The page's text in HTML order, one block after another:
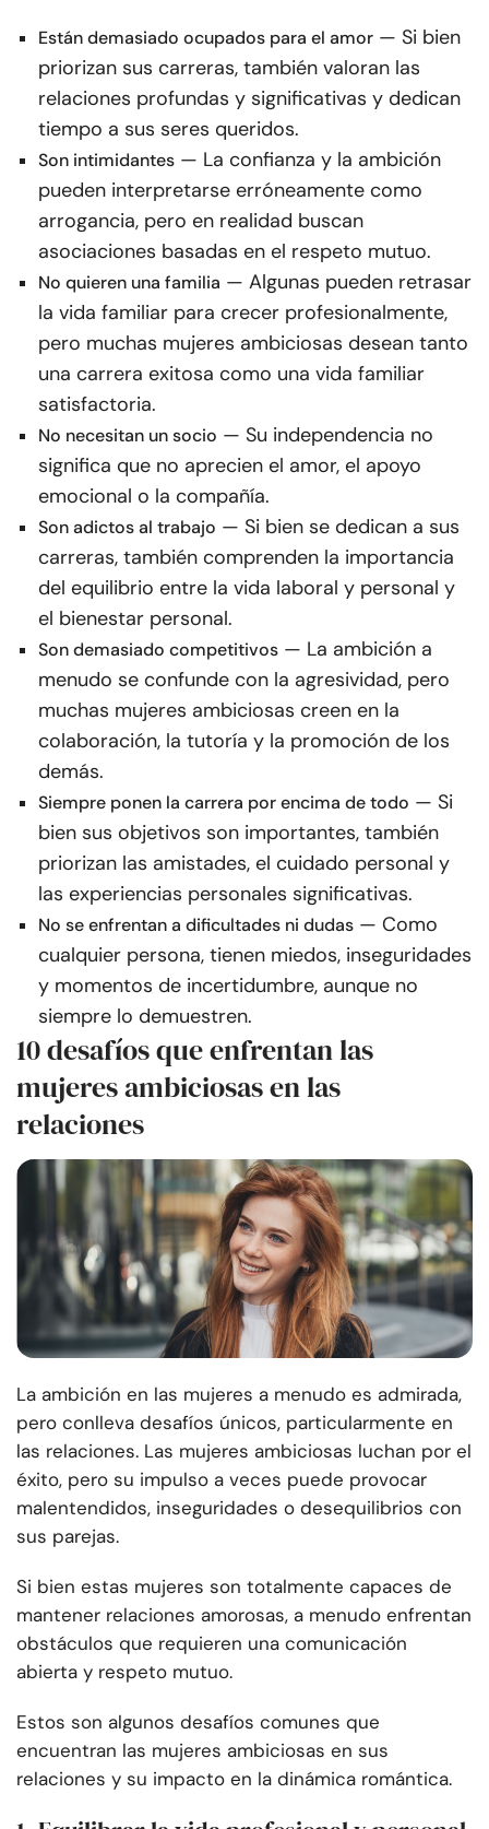
Están demasiado ocupados para el amor — Si bien
priorizan sus carreras, también valoran las
relaciones profundas y significativas y dedican
tiempo a sus seres queridos.
Son intimidantes — La confianza y la ambición
pueden interpretarse erróneamente como
arrogancia, pero en realidad buscan
asociaciones basadas en el respeto mutuo.
No quieren una familia — Algunas pueden retrasar
la vida familiar para crecer profesionalmente,
pero muchas mujeres ambiciosas desean tanto
una carrera exitosa como una vida familiar
satisfactoria.
No necesitan un socio — Su independencia no
significa que no aprecien el amor, el apoyo
emocional o la compañía.
Son adictos al trabajo — Si bien se dedican a sus
carreras, también comprenden la importancia
del equilibrio entre la vida laboral y personal y
el bienestar personal.
Son demasiado competitivos — La ambición a
menudo se confunde con la agresividad, pero
muchas mujeres ambiciosas creen en la
colaboración, la tutoría y la promoción de los
demás.
Siempre ponen la carrera por encima de todo — Si
bien sus objetivos son importantes, también
priorizan las amistades, el cuidado personal y
las experiencias personales significativas.
No se enfrentan a dificultades ni dudas — Como
cualquier persona, tienen miedos, inseguridades
y momentos de incertidumbre, aunque no
siempre lo demuestren.
10 desafíos que enfrentan las
mujeres ambiciosas en las
relaciones
La ambición en las mujeres a menudo es admirada,
pero conlleva desafíos únicos, particularmente en
las relaciones. Las mujeres ambiciosas luchan por el
éxito, pero su impulso a veces puede provocar
malentendidos, inseguridades o desequilibrios con
sus parejas.
Si bien estas mujeres son totalmente capaces de
mantener relaciones amorosas, a menudo enfrentan
obstáculos que requieren una comunicación
abierta y respeto mutuo.
Estos son algunos desafíos comunes que
encuentran las mujeres ambiciosas en sus
relaciones y su impacto en la dinámica romántica.